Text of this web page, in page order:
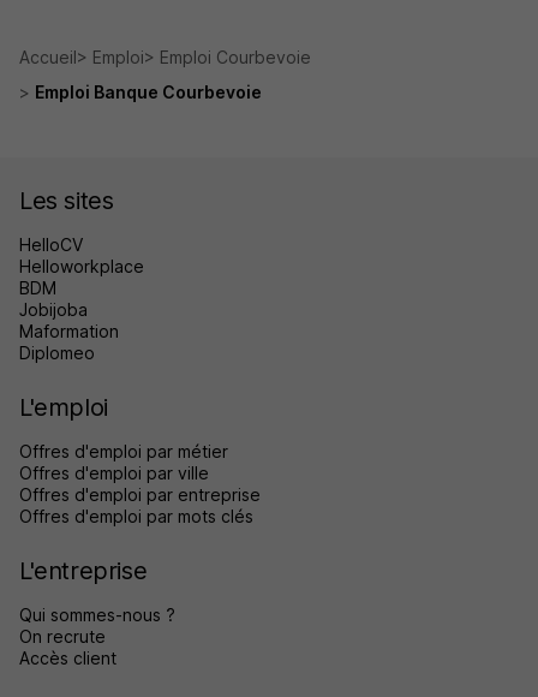
Accueil Emploi
Emploi Courbevoie
Emploi Banque Courbevoie
Les sites
HelloCV
Helloworkplace
BDM
Jobijoba
Maformation
Diplomeo
L'emploi
Offres d'emploi par métier
Offres d'emploi par ville
Offres d'emploi par entreprise
Offres d'emploi par mots clés
L'entreprise
Qui sommes-nous ?
On recrute
Accès client